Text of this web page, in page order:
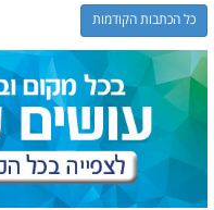
כל הכתבות הקודמות